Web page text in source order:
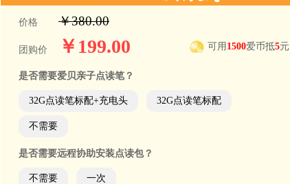
价格 ￥380.00
团购价 ￥199.00 可用 1500爱币抵5元
是否需要爱贝亲子点读笔？
32G点读笔标配+充电头 32G点读笔标配
不需要
是否需要远程协助安装点读包？
不需要 一次